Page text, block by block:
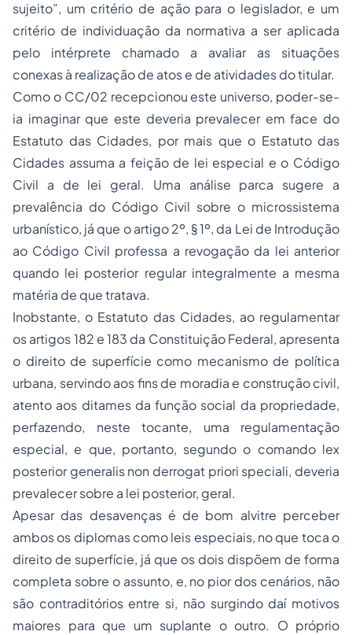
sujeito”, um critério de ação para o legislador, e um
critério de individuação da normativa a ser aplicada
pelo intérprete chamado a avaliar as situações
conexas à realização de atos e de atividades do titular.
Como o CC/02 recepcionou este universo, poder-se-
ia imaginar que este deveria prevalecer em face do
Estatuto das Cidades, por mais que o Estatuto das
Cidades assuma a feição de lei especial e o Código
Civil a de lei geral. Uma análise parca sugere a
prevalência do Código Civil sobre o microssistema
urbanístico, já que o artigo 2º, § 1º, da Lei de Introdução
ao Código Civil professa a revogação da lei anterior
quando lei posterior regular integralmente a mesma
matéria de que tratava.
Inobstante, o Estatuto das Cidades, ao regulamentar
os artigos 182 e 183 da Constituição Federal, apresenta
o direito de superfície como mecanismo de política
urbana, servindo aos fins de moradia e construção civil,
atento aos ditames da função social da propriedade,
perfazendo, neste tocante, uma regulamentação
especial, e que, portanto, segundo o comando lex
posterior generalis non derrogat priori speciali, deveria
prevalecer sobre a lei posterior, geral.
Apesar das desavenças é de bom alvitre perceber
ambos os diplomas como leis especiais, no que toca o
direito de superfície, já que os dois dispõem de forma
completa sobre o assunto, e, no pior dos cenários, não
são contraditórios entre si, não surgindo daí motivos
maiores para que um suplante o outro. O próprio